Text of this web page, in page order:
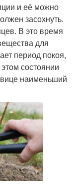
и её можно
засохнуть.
В это время
для
период покоя,
состоянии
наименьший